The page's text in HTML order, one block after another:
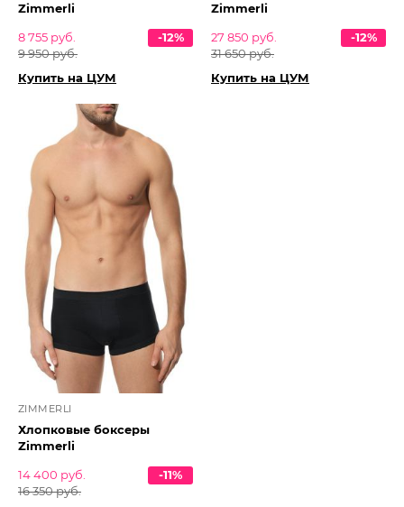
Zimmerli
8 755 руб.
9 950 руб.
-12%
Купить на ЦУМ
Zimmerli
27 850 руб.
31 650 руб.
-12%
Купить на ЦУМ
ZIMMERLI
Хлопковые боксеры
Zimmerli
14 400 руб.
16 350 руб.
-11%